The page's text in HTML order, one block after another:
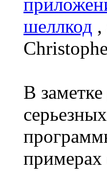
шеллкод ,
В заметке
примерах